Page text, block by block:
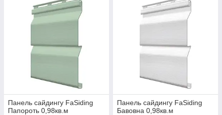
Панель сайдингу FaSiding
Папороть 0,98кв.м
Панель сайдингу FaSiding
Бавовна 0,98кв.м